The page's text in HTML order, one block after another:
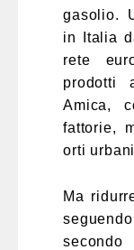
gasolio.
in Italia
rete
prodotti
Amica,
fattorie,
orti
Ma